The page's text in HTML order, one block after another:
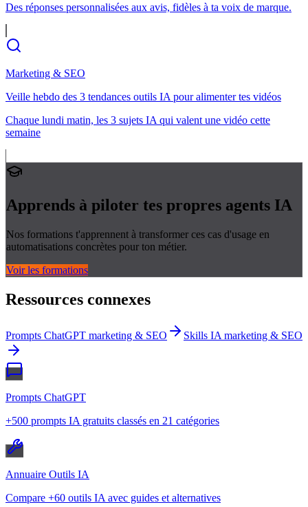
Des réponses personnalisées aux avis, fidèles à ta voix de marque.
Marketing & SEO
Veille hebdo des 3 tendances outils IA pour alimenter tes vidéos
Chaque lundi matin, les 3 sujets IA qui valent une vidéo cette
semaine
Apprends à piloter tes propres agents IA
Nos formations t'apprennent à transformer ces cas d'usage en
automatisations concrètes pour ton métier.
Voir les formations
Ressources connexes
Prompts ChatGPT marketing & SEO Skills IA marketing & SEO
Prompts ChatGPT
+500 prompts IA gratuits classés en 21 catégories
Annuaire Outils IA
Compare +60 outils IA avec guides et alternatives